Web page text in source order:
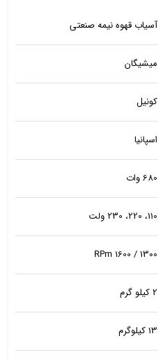
آسیاب قهوه نیمه صنعتی
میشیگان
کونیل
اسپانیا
680 وات
110، 220، 230 ولت
1300 / 1600 RPm
2 کیلو گرم
13 کیلوگرم